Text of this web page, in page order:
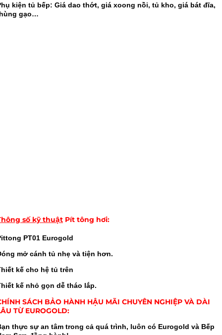
kiện tủ bếp: Giá dao thớt, giá xoong nồi, tủ kho, giá bát đĩa,
gạo…
số kỹ thuật Pít tông hơi:
PT01 Eurogold
mở cánh tủ nhẹ và tiện hơn.
kế cho hệ tủ trên
kế nhỏ gọn dễ tháo lắp.
SÁCH BẢO HÀNH HẬU MÃI CHUYÊN NGHIỆP VÀ DÀI
TỪ EUROGOLD:
thực sự an tâm trong cả quá trình, luôn có Eurogold và Bếp